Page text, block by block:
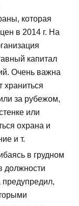
которая
в 2014 г. На
капитал
Очень важна
храниться
за рубежом,
или
охрана и
и т.
в грудном
должности
предупредил,